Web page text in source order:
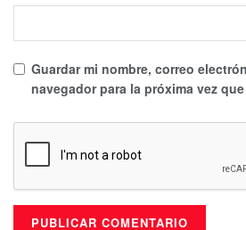
Guardar mi nombre, correo
navegador para la próxima vez